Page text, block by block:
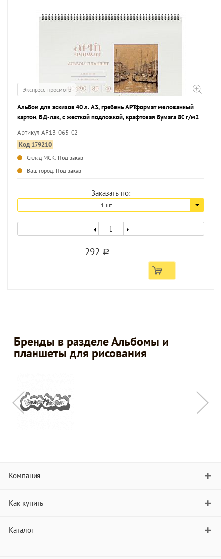
Экспресс-просмотр
Альбом для эскизов 40 л. А3, гребень АРТформат мелованный
картон, ВД-лак, с жесткой подложкой, крафтовая бумага 80 г/м2
Артикул AF13-065-02
Код 179210
Склад МСК: Под заказ
Ваш город: Под заказ
Заказать по:
1 шт.
292 a
Бренды в разделе Альбомы и
планшеты для рисования
Компания
Как купить
Каталог